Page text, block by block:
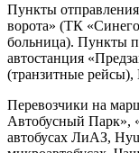
Пункты
ворота» (ТК
больница). Пункты
автостанция
(транзитные рейсы),
Перевозчики на
Автобусный Парк»,
автобусах ЛиАЗ,